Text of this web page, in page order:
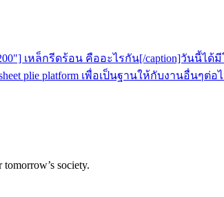
เหล็กรีดร้อน คืออะไรกัน[/caption]วั
plie platform เพื่อเป็นฐานให้กับงานอื่นๆต่
society.